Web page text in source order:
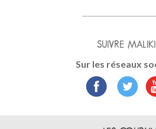
SUIVRE MALIKI
Sur les réseaux